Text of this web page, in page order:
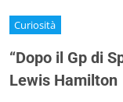
Curiosità
“Dopo il Gp di
Lewis Hamilton